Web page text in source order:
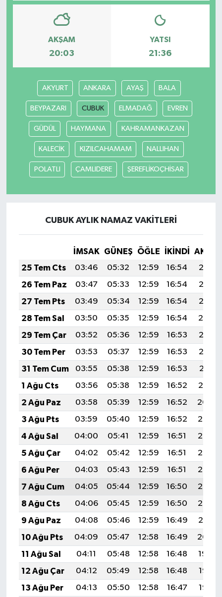
AKŞAM
20:03
YATSI
21:36
AKYURT ANKARA AYAŞ BALA
BEYPAZARI CUBUK ELMADAĞ EVREN
GÜDÜL HAYMANA KAHRAMANKAZAN
KALECİK KIZILCAHAMAM NALLIHAN
POLATLI ÇAMLIDERE ŞEREFLİKOÇHİSAR
CUBUK AYLIK NAMAZ VAKITLERI
İMSAK GÜNEŞ ÖĞLE İKINDI
25 Tem Cts
03:46 05:32 12:59 16:54
20:17
26 Tem Paz
03:47 05:33 12:59 16:54
20:16
27 Tem Pts
03:49 05:34 12:59 16:54
20:15
28 Tem Sal
03:50 05:35 12:59 16:54
20:14
29 Tem Çar
03:52 05:36 12:59 16:53
20:13
30 Tem Per
03:53 05:37 12:59 16:53
20:12
31 Tem Cum
03:55 05:38 12:59 16:53
20:11
1 Ağu Cts
03:56 05:38 12:59 16:52
20:10
2 Ağu Paz
03:58 05:39 12:59 16:52
20:09
3 Ağu Pts
03:59 05:40 12:59 16:52
20:08
4 Ağu Sal
04:00 05:41 12:59 16:51
20:07
5 Ağu Çar
04:02 05:42 12:59 16:51
20:06
6 Ağu Per
04:03 05:43 12:59 16:51
20:05
7 Ağu Cum
04:05 05:44 12:59 16:50
20:03
8 Ağu Cts
04:06 05:45 12:59 16:50
20:02
9 Ağu Paz
04:08 05:46 12:59 16:49
20:01
10 Ağu Pts
04:09 05:47 12:58 16:49
20:00
11 Ağu Sal
04:11 05:48 12:58 16:48
19:59
12 Ağu Çar
04:12 05:49 12:58 16:48
19:57
13 Ağu Per
04:13 05:50 12:58 16:47
19:56